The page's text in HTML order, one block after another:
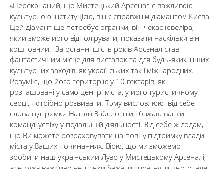
«Переконаний, що Мистецький Арсенал є важливою
культурною інституцією, він є справжнім діамантом Києва.
Цей діамант ще потребує огранки, він чекає ювеліра,
який зможе його відполірувати, показати наскільки він
коштовний. За останні шість років Арсенал став
фантастичним місце для виставок та для будь-яких інших
культурних заходів, як українських так і міжнародних.
Розумію, що його територію у 10 гектарів, які
розташовані у само центрі міста, у його туристичному
серці, потрібно розвивати. Тому висловлюю від себе
слова підтримки Наталії Заболотній і бажаю вашій
команді успіху у подальшій діяльності. Від себе ж додам,
що Ви можете розраховувати на повну підтримку влади
міста у Ваших починаннях. Вірю, що ми зможемо
зробити наш український Лувр у Мистецькому Арсеналі,